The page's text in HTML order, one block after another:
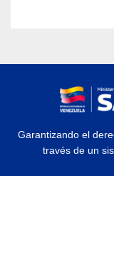
Garantizando el
través de un